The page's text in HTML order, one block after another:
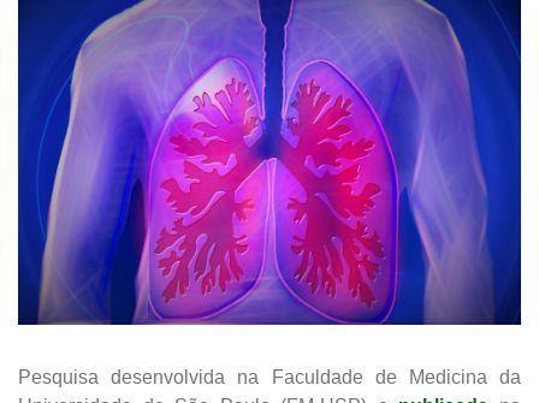
Pesquisa desenvolvida na Faculdade de Medicina da